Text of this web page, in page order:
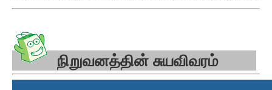
நிறுவனத்தின் சுயவிவரம்